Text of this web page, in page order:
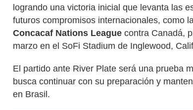
logrando una victoria inicial que levanta las
futuros compromisos internacionales, como
Concacaf Nations League contra Canadá,
marzo en el SoFi Stadium de Inglewood,
El partido ante River Plate será una prueba
busca continuar con su preparación y
en Brasil.